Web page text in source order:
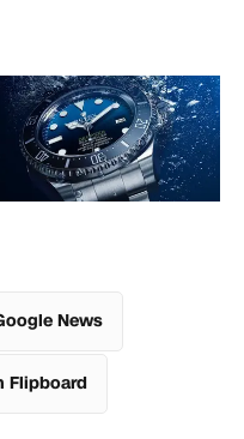
News
Flipboard